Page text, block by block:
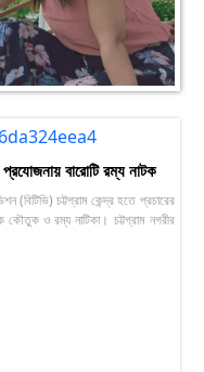
প্রযোজনায় বারোটি রম্য নাটক
(বিটিভি) চট্টগ্রাম কেন্দ্র হতে প্রচারের
কৌতুক ও রম্য নাটিকা। চট্টগ্রাম নগরীর